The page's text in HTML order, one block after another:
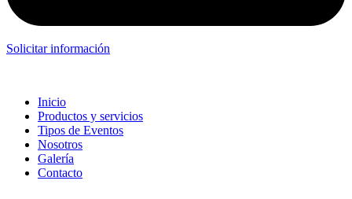
Solicitar información
Inicio
Productos y servicios
Tipos de Eventos
Nosotros
Galería
Contacto